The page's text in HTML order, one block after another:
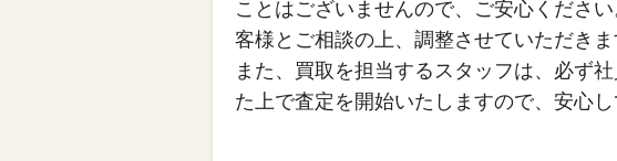
ことはございませんので、ご安心くださ
客様とご相談の上、調整させていただきま
また、買取を担当するスタッフは、必ず
た上で査定を開始いたしますので、安心し